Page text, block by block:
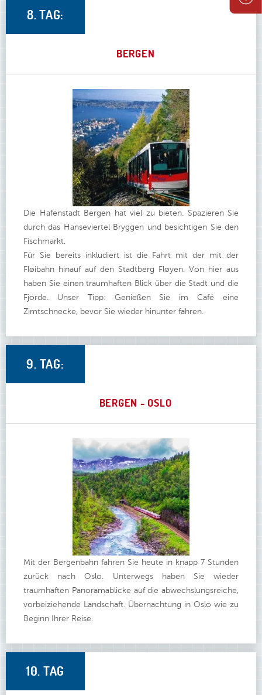
8. TAG:
BERGEN
Die Hafenstadt Bergen hat viel zu bieten. Spazieren Sie
durch das Hanseviertel Bryggen und besichtigen Sie den
Fischmarkt.
Für Sie bereits inkludiert ist die Fahrt mit der mit der
Fløibahn hinauf auf den Stadtberg Fløyen. Von hier aus
haben Sie einen traumhaften Blick über die Stadt und die
Fjorde. Unser Tipp: Genießen Sie im Café eine
Zimtschnecke, bevor Sie wieder hinunter fahren.
9. TAG:
BERGEN - OSLO
Mit der Bergenbahn fahren Sie heute in knapp 7 Stunden
zurück nach Oslo. Unterwegs haben Sie wieder
traumhaften Panoramablicke auf die abwechslungsreiche,
vorbeiziehende Landschaft. Übernachtung in Oslo wie zu
Beginn Ihrer Reise.
10. TAG